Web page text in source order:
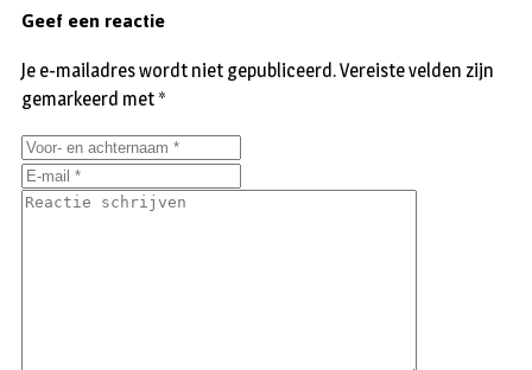
Geef een reactie
Je e-mailadres wordt niet gepubliceerd.Vereiste velden zijn
gemarkeerd met *